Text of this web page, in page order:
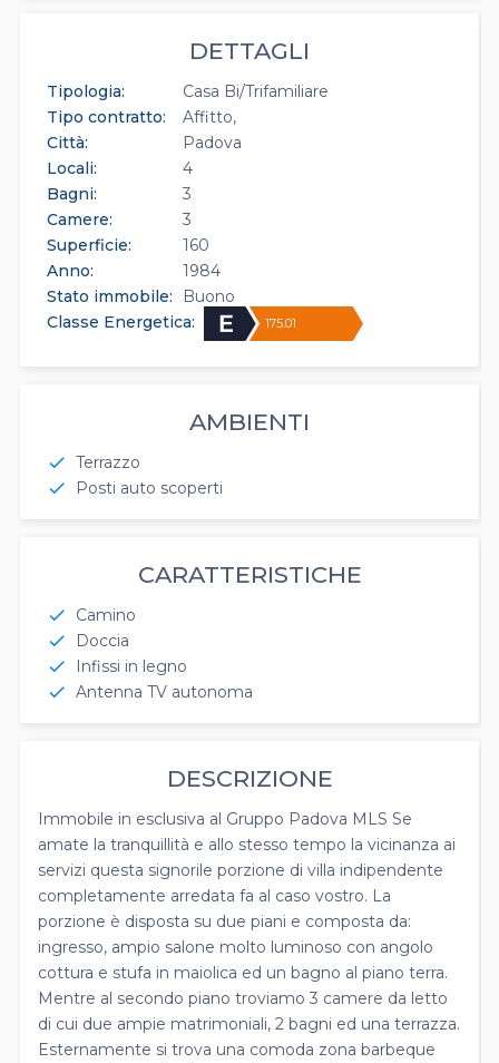
DETTAGLI
Tipologia:
Casa Bi/Trifamiliare
Tipo contratto:
Affitto
Città:
Padova
Locali:
4
Bagni:
3
Camere:
3
Superficie:
160
Anno:
1984
Stato immobile:
Buono
Classe Energetica:
175.01
AMBIENTI
check Terrazzo
check
Posti auto scoperti
CARATTERISTICHE
check
Camino
check
Doccia
check
Infissi in legno
check Antenna TV autonoma
DESCRIZIONE
Immobile in esclusiva al Gruppo Padova MLS Se
amate la tranquillità e allo stesso tempo la vicinanza ai
servizi questa signorile porzione di villa indipendente
completamente arredata fa al caso vostro. La
porzione è disposta su due piani e composta da:
ingresso, ampio salone molto luminoso con angolo
cottura e stufa in maiolica ed un bagno al piano terra.
Mentre al secondo piano troviamo 3 camere da letto
di cui due ampie matrimoniali, 2 bagni ed una terrazza.
Esternamente si trova una comoda zona barbeque